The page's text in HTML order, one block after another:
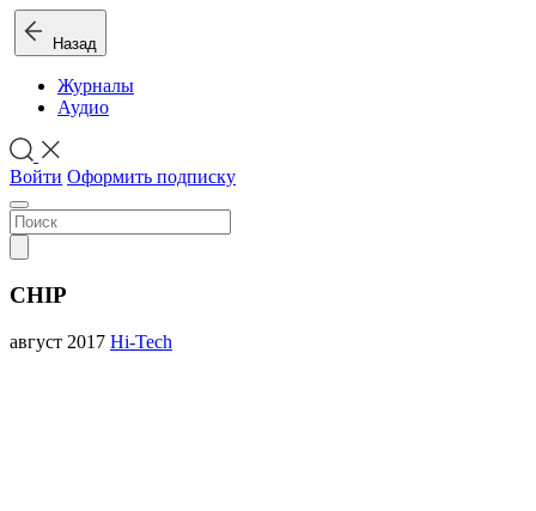
Назад
Журналы
Аудио
Войти Оформить подписку
CHIP
август 2017 Hi-Tech